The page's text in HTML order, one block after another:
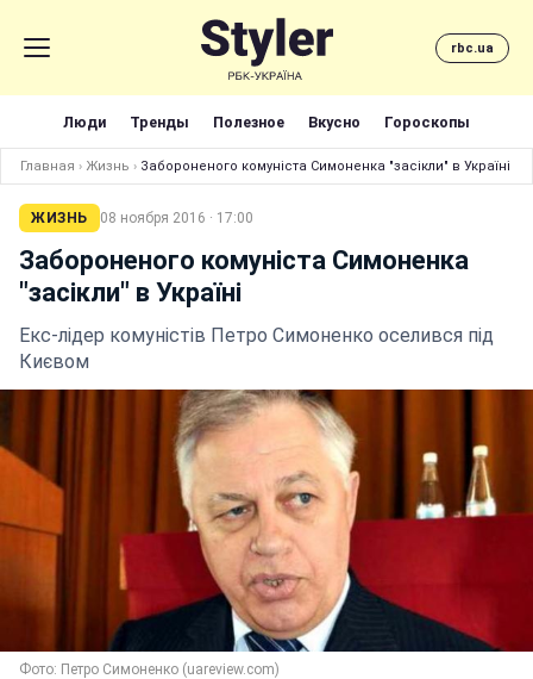
rbc.ua
Люди Тренды Полезное Вкусно Гороскопы
Главная › Жизнь › Забороненого комуніста Симоненка "засікли" в Україні
ЖИЗНЬ 08 ноября 2016 · 17:00
Забороненого комуніста Симоненка
"засікли" в Україні
Екс-лідер комуністів Петро Симоненко оселився під
Києвом
Фото: Петро Симоненко (uareview.com)